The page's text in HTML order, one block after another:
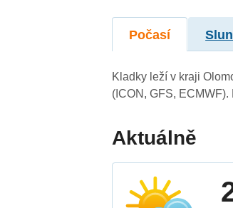
Počasí
Kladky leží v kraji
(ICON, GFS,
Aktuálně